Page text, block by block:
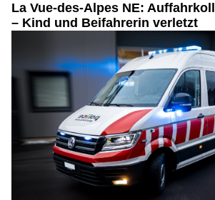
La Vue-des-Alpes NE:
– Kind und Beifahrerin verletzt